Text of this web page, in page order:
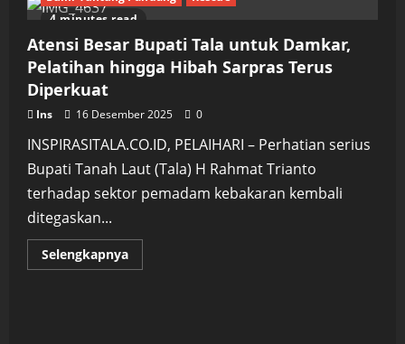
4 minutes read
Atensi Besar Bupati Tala untuk Damkar,
Pelatihan hingga Hibah Sarpras Terus
Diperkuat
Ins 16 Desember 2025 0
INSPIRASITALA.CO.ID, PELAIHARI – Perhatian serius
Bupati Tanah Laut (Tala) H Rahmat Trianto
terhadap sektor pemadam kebakaran kembali
ditegaskan...
SelengkapnyaRead
more